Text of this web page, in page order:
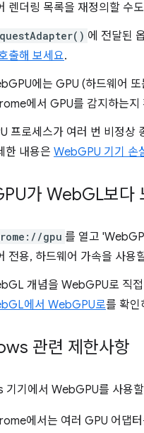
렌더링 목록을 재정의할 수
에 전달된
출해 보세요.
에는 GPU (하드웨어
에서 GPU를 감지하는지
프로세스가 여러 번 비정상
한 내용은 WebGPU 기기 손
가 WebGL보다
gpu 를 열고
전용, 하드웨어 가속을 사용
개념을 WebGPU로 직
에서 WebGPU로를 확인
관련 제한사항
기에서 WebGPU를 사용
에서는 여러 GPU 어댑